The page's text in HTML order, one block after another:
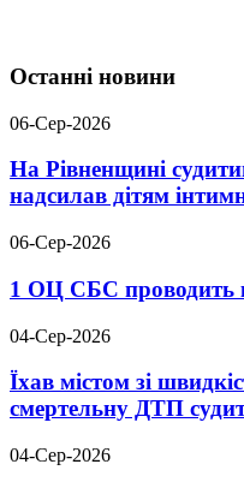
Останні новини
06-Сер-2026
На Рівненщині
надсилав дітям
06-Сер-2026
1 ОЦ СБС проводить
04-Сер-2026
Їхав містом зі
смертельну ДТП
04-Сер-2026